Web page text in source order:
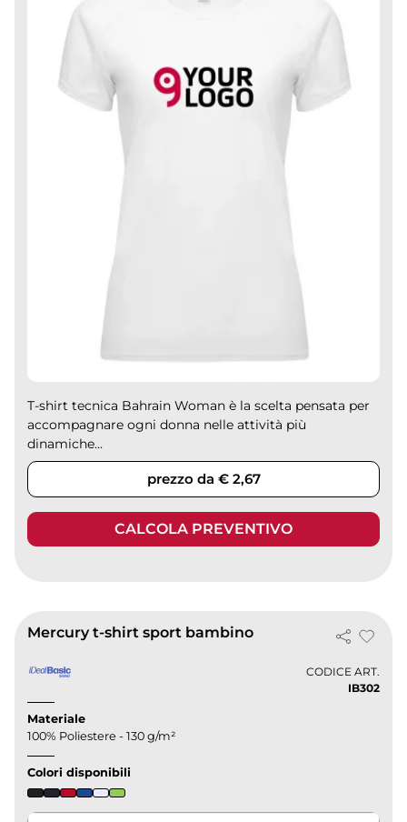
T-shirt tecnica Bahrain Woman è la scelta pensata per
accompagnare ogni donna nelle attività più
dinamiche...
prezzo da € 2,67
CALCOLA PREVENTIVO
Mercury t-shirt sport bambino
CODICE ART.
IB302
Materiale
100% Poliestere - 130 g/m²
Colori disponibili